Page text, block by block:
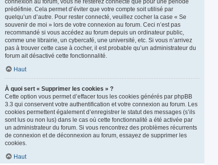
connexion au forum, vous ne resterez connecté que pour une période
prédéfinie. Cela permet d’éviter que votre compte soit utilisé par
quelqu’un d’autre. Pour rester connecté, veuillez cocher la case « Se
souvenir de moi » lors de votre connexion au forum. Ceci n’est pas
recommandé si vous accédez au forum depuis un ordinateur public,
comme une librairie, un cybercafé, une université, etc. Si vous n’arrivez
pas à trouver cette case à cocher, il est probable qu’un administrateur du
forum ait désactivé cette fonctionnalité.
Haut
À quoi sert « Supprimer les cookies » ?
Cette option vous permet d’effacer tous les cookies générés par phpBB
3.3 qui conservent votre authentification et votre connexion au forum. Les
cookies permettent également d’enregistrer le statut des messages (s’ils
sont lus ou non lus) dans le cas où cette fonctionnalité a été activée par
un administrateur du forum. Si vous rencontrez des problèmes récurrents
de connexion et de déconnexion au forum, essayez de supprimer les
cookies.
Haut